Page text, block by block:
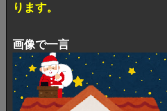
ります。
画像で一言